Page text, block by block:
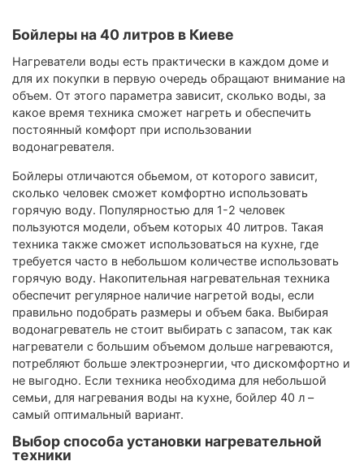
Бойлеры на 40 литров в Киеве
Нагреватели воды есть практически в каждом доме и
для их покупки в первую очередь обращают внимание на
объем. От этого параметра зависит, сколько воды, за
какое время техника сможет нагреть и обеспечить
постоянный комфорт при использовании
водонагревателя.
Бойлеры отличаются обьемом, от которого зависит,
сколько человек сможет комфортно использовать
горячую воду. Популярностью для 1-2 человек
пользуются модели, объем которых 40 литров. Такая
техника также сможет использоваться на кухне, где
требуется часто в небольшом количестве использовать
горячую воду. Накопительная нагревательная техника
обеспечит регулярное наличие нагретой воды, если
правильно подобрать размеры и объем бака. Выбирая
водонагреватель не стоит выбирать с запасом, так как
нагреватели с большим объемом дольше нагреваются,
потребляют больше электроэнергии, что дискомфортно и
не выгодно. Если техника необходима для небольшой
семьи, для нагревания воды на кухне, бойлер 40 л –
самый оптимальный вариант.
Выбор способа установки нагревательной
техники